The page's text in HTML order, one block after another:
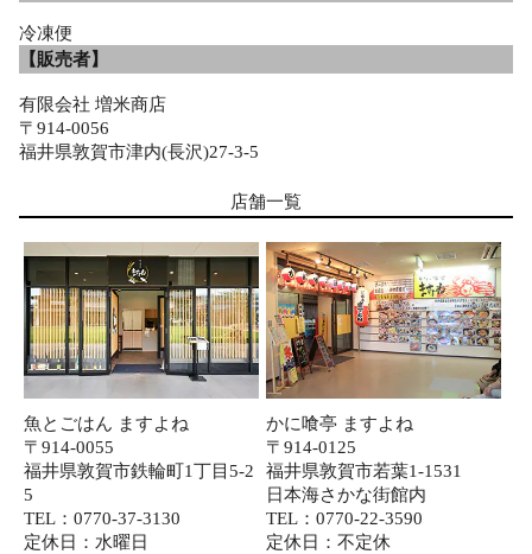
冷凍便
【販売者】
有限会社 増米商店
〒914-0056
福井県敦賀市津内(長沢)27-3-5
店舗一覧
魚とごはん ますよね
〒914-0055
福井県敦賀市鉄輪町1丁目5-2
5
TEL：0770-37-3130
定休日：水曜日
かに喰亭 ますよね
〒914-0125
福井県敦賀市若葉1-1531
日本海さかな街館内
TEL：0770-22-3590
定休日：不定休